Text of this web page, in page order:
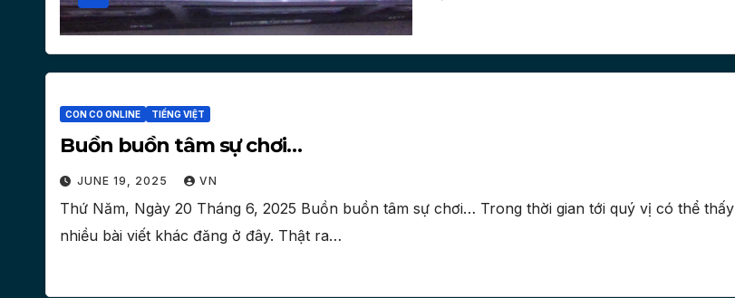
CON CO ONLINE TIẾNG VIỆT
Buồn buồn tâm sự chơi…
JUNE 19, 2025 VN
Thứ Năm, Ngày 20 Tháng 6, 2025 Buồn buồn tâm sự chơi… Trong thời gian tới quý vị có thể thấy
nhiều bài viết khác đăng ở đây. Thật ra…